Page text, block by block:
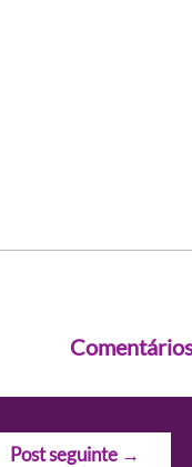
Post seguinte →